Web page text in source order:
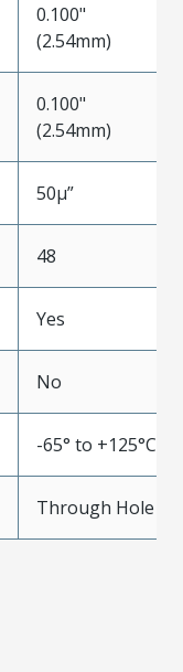
0.100"
(2.54mm)
0.100"
(2.54mm)
50µ”
48
Yes
No
-65° to +125°C
Through Hole